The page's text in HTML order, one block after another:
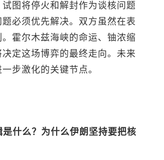
图将停火和解封作为谈核问题
必须优先解决。双方虽然在表
霍尔木兹海峡的命运、铀浓缩
定这场博弈的最终走向。未来
步激化的关键节点。
什么？为什么伊朗坚持要把核